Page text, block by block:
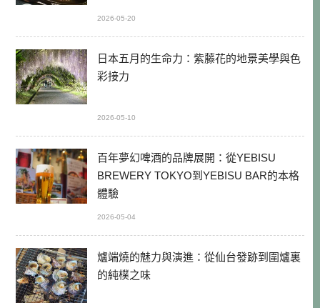
2026-05-20
日本五月的生命力：紫藤花的地景美學與色
彩接力
2026-05-10
百年夢幻啤酒的品牌展開：從YEBISU
BREWERY TOKYO到YEBISU BAR的本格
體驗
2026-05-04
爐端燒的魅力與演進：從仙台發跡到圍爐裏
的純樸之味